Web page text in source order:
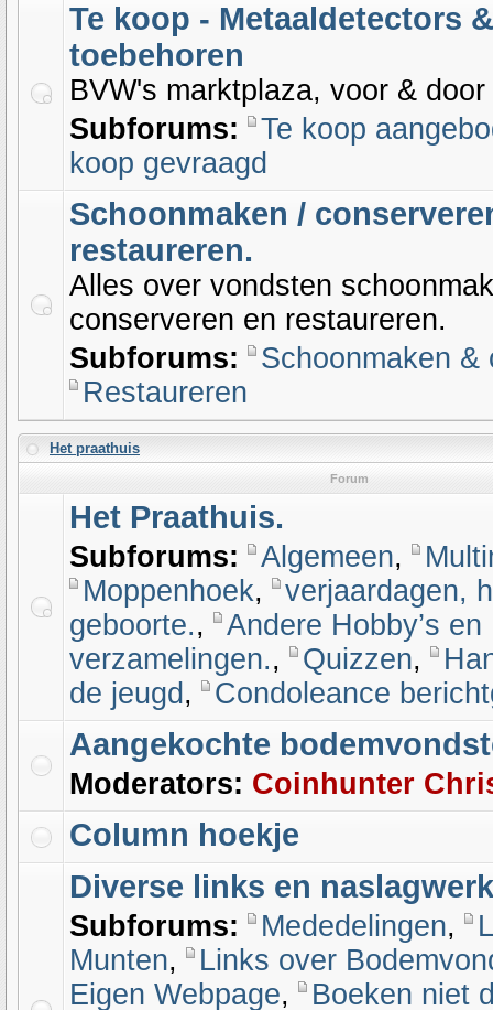
Te koop - Metaaldetectors &
toebehoren
BVW's marktplaza, voor &
Subforums:
Te koop
koop gevraagd
Schoonmaken /
restaureren.
Alles over vondsten
conserveren en restaureren.
Subforums:
Schoonmaken &
Restaureren
Het praathuis
Forum
Het Praathuis.
Subforums: Algemeen,
Moppenhoek,
verjaardagen,
geboorte.,
Andere Hobby’s en
verzamelingen., Quizzen,
de jeugd , Condoleance
Aangekochte
Moderators: Coinhunter
Column hoekje
Diverse links en
Subforums: Mededelingen,
Munten,
Links over
Eigen Webpage,
Boeken niet